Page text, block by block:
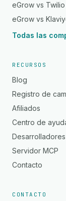
eGrow vs Twilio
eGrow vs
Todas las
RECURSOS
Blog
Registro de
Afiliados
Centro de
Desarrolladores
Servidor MCP
Contacto
CONTACTO